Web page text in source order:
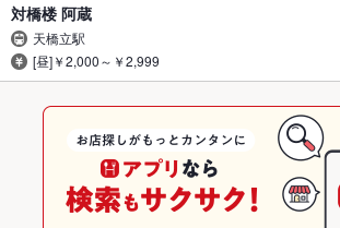
対橋楼 阿蔵
天橋立駅
[昼]￥2,000～￥2,999